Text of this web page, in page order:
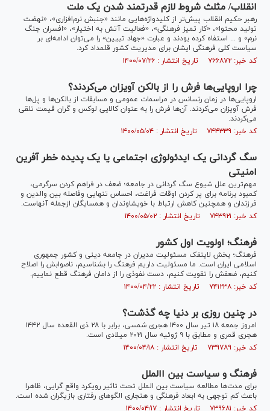
انقلاب/ مثلث شروط لازم قدرتمند شدن یک ملت
رهبر حکیم انقلاب پیش‌تر از کلیدواژه‌هایی مانند «جنبش نرم‌افزاری»، «نهضت
تولید محتوا»، «کار تمیز فرهنگی»، «فعالیت آتش به اختیار»، «افسران جنگ
نرم» و ... استفاه کرده بودند و عبارت «جهاد تبیین» را می‌توان ادامه‌ای بر
سیاست کلی فرهنگی ایشان برای مدیریت کشور قلمداد کرد.
کد خبر: ۷۶۶۸۷۲ تاریخ انتشار : ۱۴۰۰/۰۷/۲۶
چرا اروپایی‌ها فرش را از بالکن آویزان می‌کردند؟
اروپایی‌ها در زمان رنسانس در مراسمات عمومی و مسابقات از بالکن‌ها و پل‌ها
فرش آویزان می‌کردند. آن‌ها فرش را به عنوان کالایی لوکس و گران قیمت تلقی
می‌کردند.
کد خبر: ۷۴۴۳۳۹ تاریخ انتشار : ۱۴۰۰/۰۵/۰۴
سگ گردانی یک ایدئولوژی اجتماعی یا یک پدیده خطر آفرین
امنیتی
مهم‌ترین علل شیوع سگ گردانی در جامعه؛ ضعف در فراهم کردن سرگرمی،
کمبود برنامه برای پر کردن اوقات فراغت، احساس تنهایی وفاصله بین والدین و
فرزندان و همچنین کاهش ارتباط با خویشاوندان و همسایگان ازجمله آنهاست.
کد خبر: ۷۴۳۹۲۱ تاریخ انتشار : ۱۴۰۰/۰۵/۰۲
فرهنگ؛ اولویت اول کشور
فرهنگ؛ بخش لاینفک مسئولیت مدیران در جامعه دینی و کشور جمهوری
اسلامی ایران است. ما مسئولیت داریم فرهنگ را بشناسیم، ناصوابش را اصلاح
کنیم، ضعفش را تقویت کنیم، دست نفوذی را از دامان فرهنگ قطع نماییم.
کد خبر: ۷۴۱۲۳۸ تاریخ انتشار : ۱۴۰۰/۰۴/۲۲
در چنین روزی بر دنیا چه گذشت؟
امروز جمعه ۱۸ تیر سال ۱۴۰۰ هجری شمسی، برابر با ۲۸ ذی القعده سال ۱۴۴۲
هجری قمری و مطابق با ۹ ژوئیه سال ۲۰۲۱ میلادی است.
کد خبر: ۷۳۹۷۸۹ تاریخ انتشار : ۱۴۰۰/۰۴/۱۸
فرهنگ و سیاست بین االملل
برای مدت‌ها مطالعه سیاست بین الملل تحت تاثیر رویکرد واقع گرایی، ظاهرا
باعث کم توجهی به ابعاد فرهنگی و هنجاری الگو‌های رفتاری بازیگران شده است.
کد خبر: ۷۳۹۶۸۱ تاریخ انتشار : ۱۴۰۰/۰۴/۱۷